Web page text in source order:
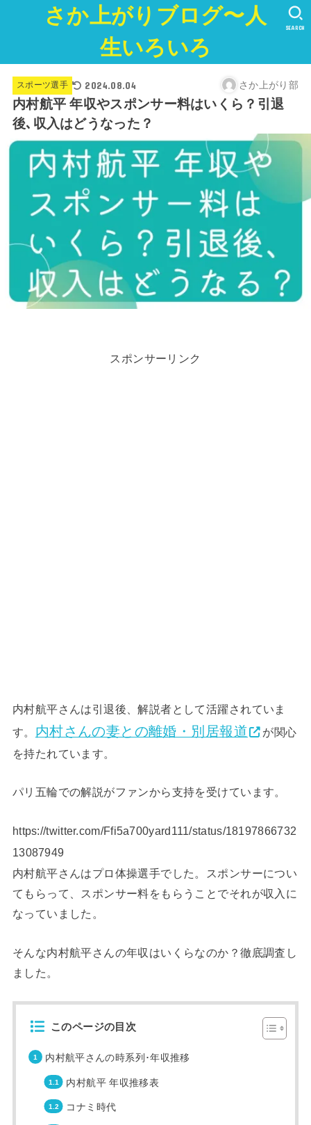
さか上がりブログ〜人
生いろいろ
SEARCH
スポーツ選手 2024.08.04 さか上がり部
内村航平 年収やスポンサー料はいくら？引退
後､収入はどうなった？
スポンサーリンク
内村航平さんは引退後、解説者として活躍されていま
す。 内村さんの妻との離婚・別居報道
が関心
を持たれています。
パリ五輪での解説がファンから支持を受けています。
https://twitter.com/Ffi5a700yard111/status/18197866732
13087949
内村航平さんはプロ体操選手でした。スポンサーについ
てもらって、スポンサー料をもらうことでそれが収入に
なっていました。
そんな内村航平さんの年収はいくらなのか？徹底調査し
ました。
このページの目次
内村航平さんの時系列･年収推移
内村航平 年収推移表
コナミ時代